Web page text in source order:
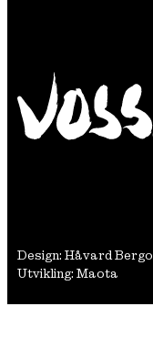
Design: Håvard Bergo
Utvikling: Maota